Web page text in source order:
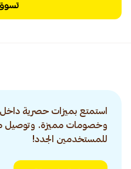
استمتع بميزات حصرية
وخصومات مميزة. وتوصيل
للمستخدمين الجدد!